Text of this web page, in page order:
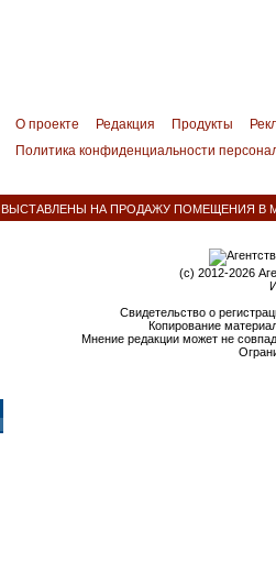
О проекте Редакция Продукты
Политика конфиденциальности
ВЫСТАВЛЕНЫ НА ПРОДАЖУ ПОМЕЩЕНИЯ В
(c) 2012-2026
Свидетельство о
Копирование
Мнение редакции может не